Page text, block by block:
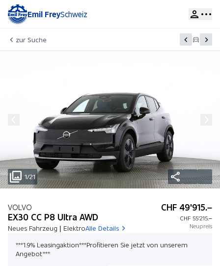
Emil FreySchweiz
zur Suche
1/21
VOLVO
EX30 CC P8 Ultra AWD
Neues Fahrzeug | ElektroAlle Details
CHF 49'915.–
CHF 55'215.–
Neupreis
***1.9% Leasingaktion***Profitieren Sie jetzt von unserem
Angebot***